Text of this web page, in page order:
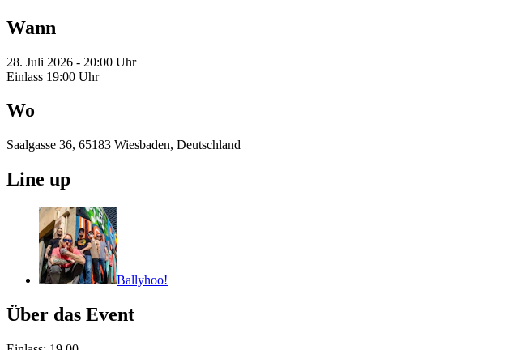
Wann
28. Juli 2026 - 20:00 Uhr
Einlass 19:00 Uhr
Wo
Saalgasse 36, 65183 Wiesbaden, Deutschland
Line up
Ballyhoo!
Über das Event